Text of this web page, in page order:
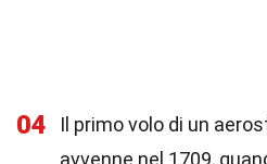
04
Il primo volo di un
avvenne nel 1709,